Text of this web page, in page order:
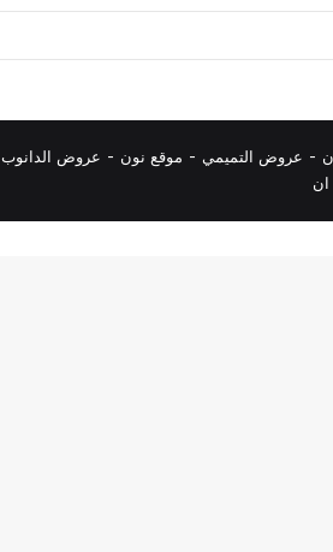
- عروض التميمي - موقع نون - عروض الدانوب
ان